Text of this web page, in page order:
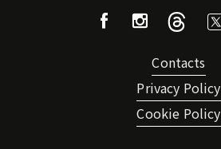
Contacts
Privacy Policy
Cookie Policy